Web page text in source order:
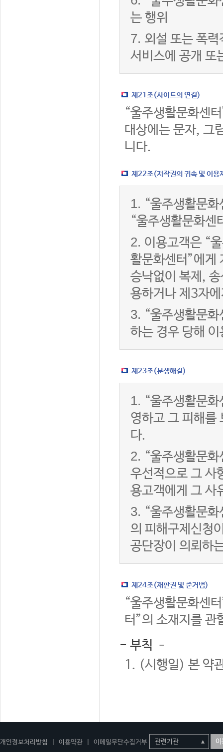
는 행위
7. 외설 또는 폭
서비스에 공개 또
제21조(사이트의 연결)
“울주생활문화센
대상에는 문자, 그
니다.
제22조(저작권의 귀속 및 이용
1. “울주생활문
“울주생활문화센
2. 이용고객은 “
활문화센터”에게
승낙없이 복제,
용하거나 제3자
3. “울주생활문
하는 경우 당해
제23조(분쟁해결)
1. “울주생활문
영하고 그 피해를
다.
2. “울주생활문
우선적으로 그 사
용고객에게 그 사
3. “울주생활문
의 피해구제신청
공단장이 의뢰하
제24조(재판권 및 준거법)
“울주생활문화센
터”의 소재지를 관
- 부칙 –
1. (시행일) 본 약
개인정보처리방침 이용약관 이메일무단수집거부 이